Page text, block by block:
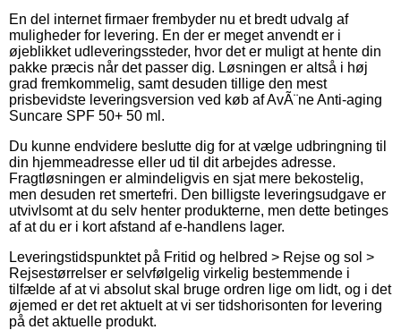
En del internet firmaer frembyder nu et bredt udvalg af
muligheder for levering. En der er meget anvendt er i
øjeblikket udleveringssteder, hvor det er muligt at hente din
pakke præcis når det passer dig. Løsningen er altså i høj
grad fremkommelig, samt desuden tillige den mest
prisbevidste leveringsversion ved køb af AvÃ¨ne Anti-aging
Suncare SPF 50+ 50 ml.
Du kunne endvidere beslutte dig for at vælge udbringning til
din hjemmeadresse eller ud til dit arbejdes adresse.
Fragtløsningen er almindeligvis en sjat mere bekostelig,
men desuden ret smertefri. Den billigste leveringsudgave er
utvivlsomt at du selv henter produkterne, men dette betinges
af at du er i kort afstand af e-handlens lager.
Leveringstidspunktet på Fritid og helbred > Rejse og sol >
Rejsestørrelser er selvfølgelig virkelig bestemmende i
tilfælde af at vi absolut skal bruge ordren lige om lidt, og i det
øjemed er det ret aktuelt at vi ser tidshorisonten for levering
på det aktuelle produkt.